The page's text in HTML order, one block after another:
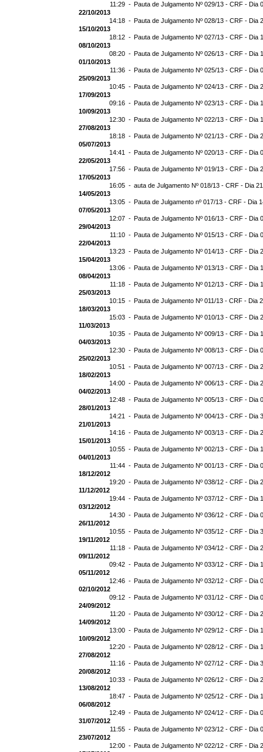
11:29 - Pauta de Julgamento Nº 029/13 - CRF - Dia
22/10/2013
14:18 - Pauta de Julgamento Nº 028/13 - CRF - Dia
15/10/2013
18:12 - Pauta de Julgamento Nº 027/13 - CRF - Dia
08/10/2013
08:20 - Pauta de Julgamento Nº 026/13 - CRF - Dia
01/10/2013
11:36 - Pauta de Julgamento Nº 025/13 - CRF - Dia
25/09/2013
10:45 - Pauta de Julgamento Nº 024/13 - CRF - Dia
17/09/2013
09:16 - Pauta de Julgamento Nº 023/13 - CRF - Dia
10/09/2013
12:30 - Pauta de Julgamento Nº 022/13 - CRF - Dia
27/08/2013
18:18 - Pauta de Julgamento Nº 021/13 - CRF - Dia
05/07/2013
14:41 - Pauta de Julgamento Nº 020/13 - CRF - Dia
22/05/2013
17:56 - Pauta de Julgamento Nº 019/13 - CRF - Dia
17/05/2013
16:05 - auta de Julgamento Nº 018/13 - CRF - Dia
14/05/2013
13:05 - Pauta de Julgamento nº 017/13 - CRF - Dia
07/05/2013
12:07 - Pauta de Julgamento Nº 016/13 - CRF - Dia
29/04/2013
11:10 - Pauta de Julgamento Nº 015/13 - CRF - Dia
22/04/2013
13:23 - Pauta de Julgamento Nº 014/13 - CRF - Dia
15/04/2013
13:06 - Pauta de Julgamento Nº 013/13 - CRF - Dia
08/04/2013
11:18 - Pauta de Julgamento Nº 012/13 - CRF - Dia
25/03/2013
10:15 - Pauta de Julgamento Nº 011/13 - CRF - Dia
18/03/2013
15:03 - Pauta de Julgamento Nº 010/13 - CRF - Dia
11/03/2013
10:35 - Pauta de Julgamento Nº 009/13 - CRF - Dia
04/03/2013
12:30 - Pauta de Julgamento Nº 008/13 - CRF - Dia
25/02/2013
10:51 - Pauta de Julgamento Nº 007/13 - CRF - Dia
18/02/2013
14:00 - Pauta de Julgamento Nº 006/13 - CRF - Dia
04/02/2013
12:48 - Pauta de Julgamento Nº 005/13 - CRF - Dia
28/01/2013
14:21 - Pauta de Julgamento Nº 004/13 - CRF - Dia
21/01/2013
14:16 - Pauta de Julgamento Nº 003/13 - CRF - Dia
15/01/2013
10:55 - Pauta de Julgamento Nº 002/13 - CRF - Dia
04/01/2013
11:44 - Pauta de Julgamento Nº 001/13 - CRF - Dia
18/12/2012
19:20 - Pauta de Julgamento Nº 038/12 - CRF - Dia
11/12/2012
19:44 - Pauta de Julgamento Nº 037/12 - CRF - Dia
03/12/2012
14:30 - Pauta de Julgamento Nº 036/12 - CRF - Dia
26/11/2012
10:55 - Pauta de Julgamento Nº 035/12 - CRF - Dia
19/11/2012
11:18 - Pauta de Julgamento Nº 034/12 - CRF - Dia
09/11/2012
09:42 - Pauta de Julgamento Nº 033/12 - CRF - Dia
05/11/2012
12:46 - Pauta de Julgamento Nº 032/12 - CRF - Dia
02/10/2012
09:12 - Pauta de Julgamento Nº 031/12 - CRF - Dia
24/09/2012
11:20 - Pauta de Julgamento Nº 030/12 - CRF - Dia
14/09/2012
13:00 - Pauta de Julgamento Nº 029/12 - CRF - Dia
10/09/2012
12:20 - Pauta de Julgamento Nº 028/12 - CRF - Dia
27/08/2012
11:16 - Pauta de Julgamento Nº 027/12 - CRF - Dia
20/08/2012
10:33 - Pauta de Julgamento Nº 026/12 - CRF - Dia
13/08/2012
18:47 - Pauta de Julgamento Nº 025/12 - CRF - Dia
06/08/2012
12:49 - Pauta de Julgamento Nº 024/12 - CRF - Dia
31/07/2012
11:55 - Pauta de Julgamento Nº 023/12 - CRF - Dia
23/07/2012
12:00 - Pauta de Julgamento Nº 022/12 - CRF - Dia